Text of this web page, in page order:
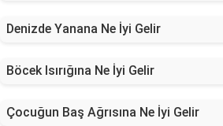
Denizde Yanana Ne İyi Gelir
Böcek Isırığına Ne İyi Gelir
Çocuğun Baş Ağrısına Ne İyi Gelir